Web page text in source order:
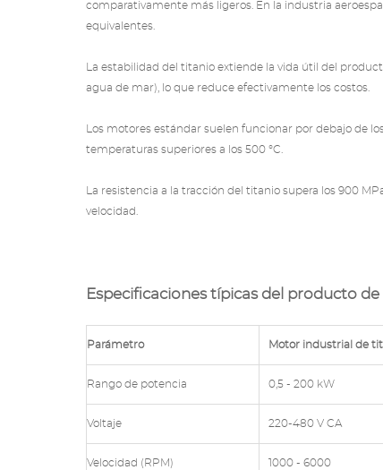
comparativamente más ligeros. En la industria
equivalentes.
La estabilidad del titanio extiende la vida útil del
agua de mar), lo que reduce efectivamente los costos.
Los motores estándar suelen funcionar por debajo de
temperaturas superiores a los 500 °C.
La resistencia a la tracción del titanio supera los 900
velocidad.
Especificaciones típicas del producto
Parámetro Motor industrial de
Rango de potencia 0,5 - 200 kW
Voltaje 220-480 V CA
Velocidad (RPM) 1000 - 6000